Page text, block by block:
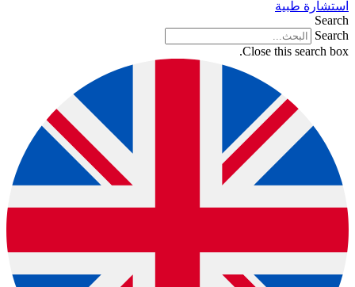
استشارة طبية
Search
Search
Close this search box.